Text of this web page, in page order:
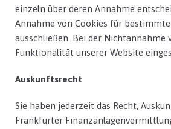
einzeln über deren Annahme
Annahme von Cookies für
ausschließen. Bei der Nichtannahme
Funktionalität unserer Website
Auskunftsrecht
Sie haben jederzeit das Recht,
Frankfurter